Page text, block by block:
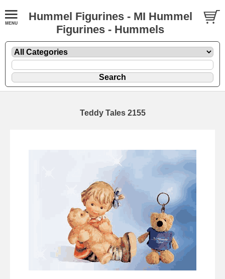
Hummel Figurines - MI Hummel
Figurines - Hummels
Teddy Tales 2155